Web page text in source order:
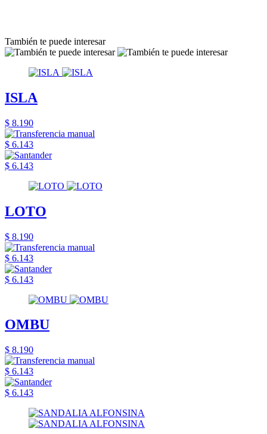
También te puede interesar
ISLA
$ 8.190
$ 6.143
$ 6.143
LOTO
$ 8.190
$ 6.143
$ 6.143
OMBU
$ 8.190
$ 6.143
$ 6.143